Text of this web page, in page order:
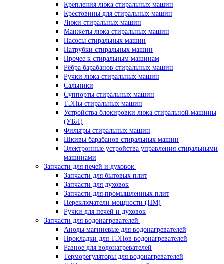
Крепления люка стиральных машин
Крестовины для стиральных машин
Люки стиральных машин
Манжеты люка стиральных машин
Насосы стиральных машин
Патрубки стиральных машин
Прочее к стиральным машинам
Рёбра барабанов стиральных машин
Ручки люка стиральных машин
Сальники
Суппорты стиральных машин
ТЭНы стиральных машин
Устройства блокировки люка стиральной машины
(УБЛ)
Фильтры стиральных машин
Шкивы барабанов стиральных машин
Электронные устройства управления стиральными
машинами
Запчасти для печей и духовок
Запчасти для бытовых плит
Запчасти для духовок
Запчасти для промышленных плит
Переключатели мощности (ПМ)
Ручки для печей и духовок
Запчасти для водонагревателей
Аноды магниевые для водонагревателей
Прокладки для ТЭНов водонагревателей
Разное для водонагревателей
Терморегуляторы для водонагревателей